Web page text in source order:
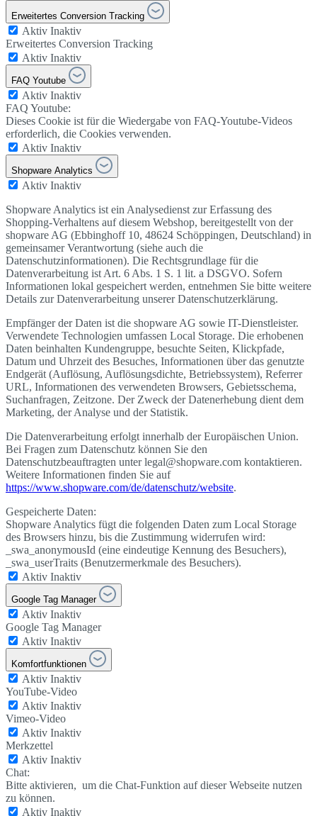
Erweitertes Conversion Tracking
Aktiv Inaktiv
Erweitertes Conversion Tracking
Aktiv Inaktiv
FAQ Youtube
Aktiv Inaktiv
FAQ Youtube:
Dieses Cookie ist für die Wiedergabe von FAQ-Youtube-Videos
erforderlich, die Cookies verwenden.
Aktiv Inaktiv
Shopware Analytics
Aktiv Inaktiv
Shopware Analytics ist ein Analysedienst zur Erfassung des
Shopping-Verhaltens auf diesem Webshop, bereitgestellt von der
shopware AG (Ebbinghoff 10, 48624 Schöppingen, Deutschland) in
gemeinsamer Verantwortung (siehe auch die
Datenschutzinformationen). Die Rechtsgrundlage für die
Datenverarbeitung ist Art. 6 Abs. 1 S. 1 lit. a DSGVO. Sofern
Informationen lokal gespeichert werden, entnehmen Sie bitte weitere
Details zur Datenverarbeitung unserer Datenschutzerklärung.
Empfänger der Daten ist die shopware AG sowie IT-Dienstleister.
Verwendete Technologien umfassen Local Storage. Die erhobenen
Daten beinhalten Kundengruppe, besuchte Seiten, Klickpfade,
Datum und Uhrzeit des Besuches, Informationen über das genutzte
Endgerät (Auflösung, Auflösungsdichte, Betriebssystem), Referrer
URL, Informationen des verwendeten Browsers, Gebietsschema,
Suchanfragen, Zeitzone. Der Zweck der Datenerhebung dient dem
Marketing, der Analyse und der Statistik.
Die Datenverarbeitung erfolgt innerhalb der Europäischen Union.
Bei Fragen zum Datenschutz können Sie den
Datenschutzbeauftragten unter legal@shopware.com kontaktieren.
Weitere Informationen finden Sie auf
https://www.shopware.com/de/datenschutz/website.
Gespeicherte Daten:
Shopware Analytics fügt die folgenden Daten zum Local Storage
des Browsers hinzu, bis die Zustimmung widerrufen wird:
_swa_anonymousId (eine eindeutige Kennung des Besuchers),
_swa_userTraits (Benutzermerkmale des Besuchers).
Aktiv Inaktiv
Google Tag Manager
Aktiv Inaktiv
Google Tag Manager
Aktiv Inaktiv
Komfortfunktionen
Aktiv Inaktiv
YouTube-Video
Aktiv Inaktiv
Vimeo-Video
Aktiv Inaktiv
Merkzettel
Aktiv Inaktiv
Chat:
Bitte aktivieren, um die Chat-Funktion auf dieser Webseite nutzen
zu können.
Aktiv Inaktiv